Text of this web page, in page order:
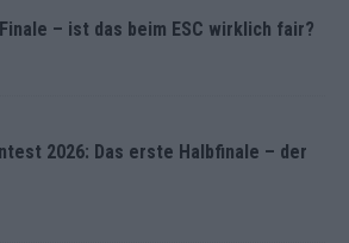
– ist das beim ESC wirklich fair?
2026: Das erste Halbfinale – der